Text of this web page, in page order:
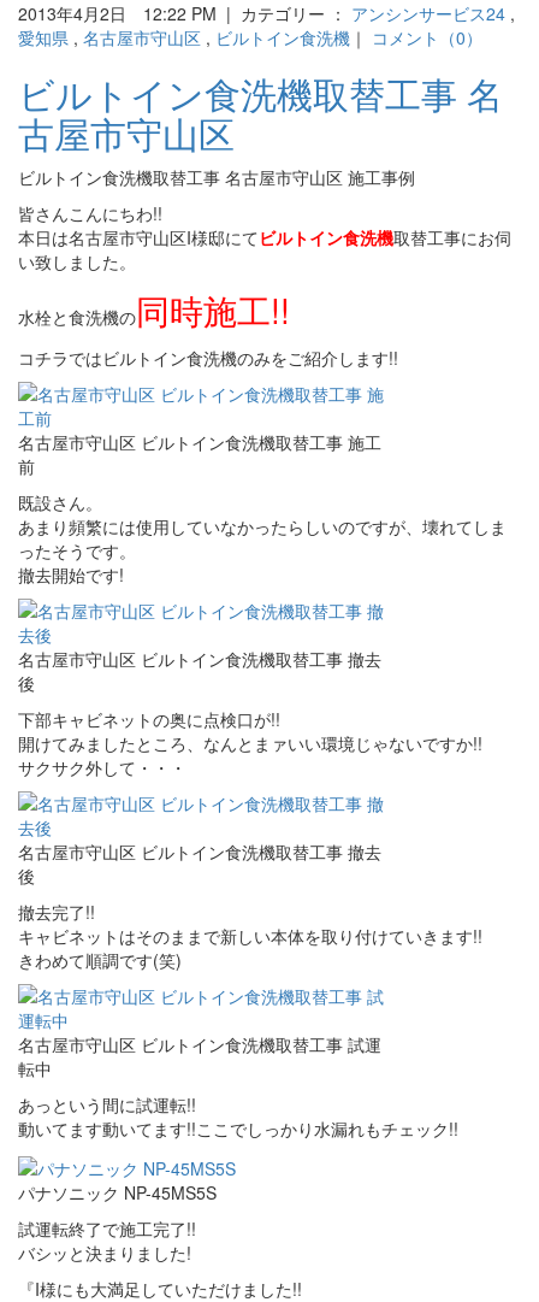
2013年4月2日 12:22 PM | カテゴリー ： アンシンサービス24 ,
愛知県 , 名古屋市守山区 , ビルトイン食洗機 ｜ コメント（0）
ビルトイン食洗機取替工事 名
古屋市守山区
ビルトイン食洗機取替工事 名古屋市守山区 施工事例
皆さんこんにちわ!!
本日は名古屋市守山区I様邸にてビルトイン食洗機取替工事にお伺
い致しました。
水栓と食洗機の同時施工!!
コチラではビルトイン食洗機のみをご紹介します!!
名古屋市守山区 ビルトイン食洗機取替工事 施工
前
既設さん。
あまり頻繁には使用していなかったらしいのですが、壊れてしま
ったそうです。
撤去開始です!
名古屋市守山区 ビルトイン食洗機取替工事 撤去
後
下部キャビネットの奥に点検口が!!
開けてみましたところ、なんとまァいい環境じゃないですか!!
サクサク外して・・・
名古屋市守山区 ビルトイン食洗機取替工事 撤去
後
撤去完了!!
キャビネットはそのままで新しい本体を取り付けていきます!!
きわめて順調です(笑)
名古屋市守山区 ビルトイン食洗機取替工事 試運
転中
あっという間に試運転!!
動いてます動いてます!!ここでしっかり水漏れもチェック!!
パナソニック NP-45MS5S
試運転終了で施工完了!!
バシッと決まりました!
『I様にも大満足していただけました!!